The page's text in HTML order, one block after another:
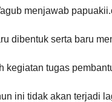
menjawab
dibentuk serta baru
kegiatan tugas
ini tidak akan terjadi